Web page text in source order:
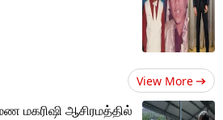
View More
மகரிஷி ஆசிரமத்தில்